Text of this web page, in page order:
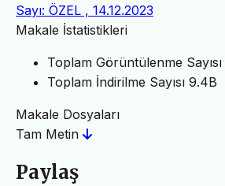
Sayı: ÖZEL , 14.12.2023
Makale İstatistikleri
Toplam Görüntülenme Sayısı
Toplam İndirilme Sayısı 9.4B
Makale Dosyaları
Tam Metin
Paylaş